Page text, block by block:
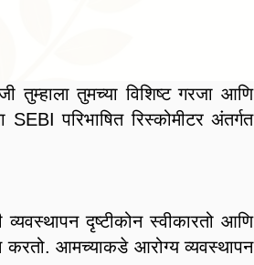
तुमच्या विशिष्ट गरजा आणि
परिभाषित रिस्कोमीटर अंतर्गत
दृष्टीकोन स्वीकारतो आणि
करतो. आमच्याकडे आरोग्य व्यवस्थापन